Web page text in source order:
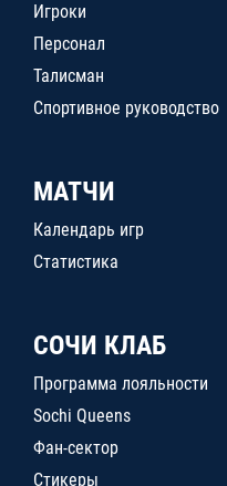
Игроки
Персонал
Талисман
Спортивное руководство
МАТЧИ
Календарь игр
Статистика
СОЧИ КЛАБ
Программа лояльности
Sochi Queens
Фан-сектор
Стикеры